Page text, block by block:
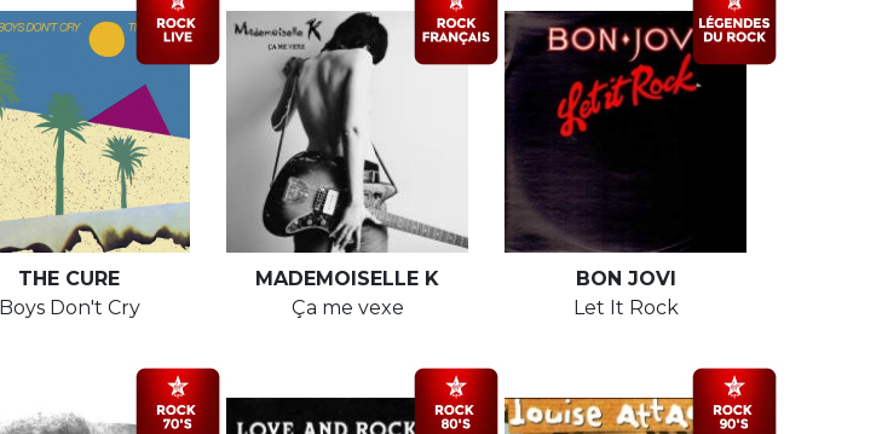
THE CURE
Boys Don't Cry
MADEMOISELLE K
Ça me vexe
BON JOVI
Let It Rock